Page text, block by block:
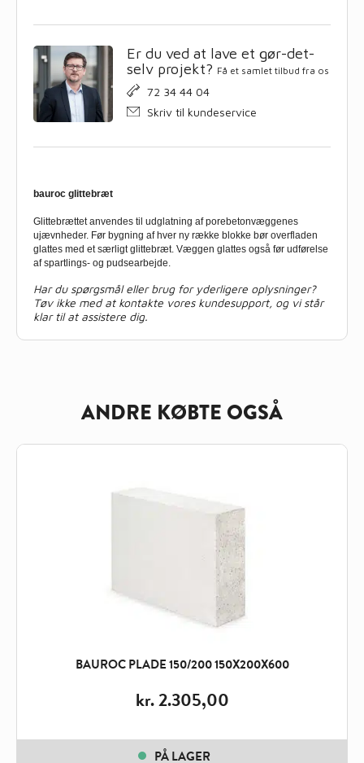
Er du ved at lave et gør-det-
selv projekt? Få et samlet tilbud fra os
72 34 44 04
Skriv til kundeservice
bauroc glittebræt
Glittebrættet anvendes til udglatning af porebetonvæggenes
ujævnheder. Før bygning af hver ny række blokke bør overfladen
glattes med et særligt glittebræt. Væggen glattes også før udførelse
af spartlings- og pudsearbejde.
Har du spørgsmål eller brug for yderligere oplysninger?
Tøv ikke med at kontakte vores kundesupport, og vi står
klar til at assistere dig.
ANDRE KØBTE OGSÅ
BAUROC PLADE 150/200 150X200X600
kr.2.305,00
PÅ LAGER